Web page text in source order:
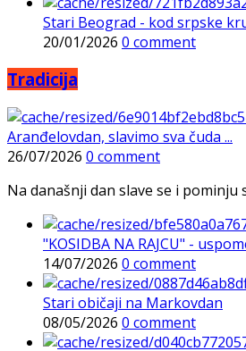
Stari Beograd - kod srpske
20/01/2026 0 comment
Tradicija
Aranđelovdan, slavimo sva čuda ...
26/07/2026 0 comment
Na današnji dan slave se i
"KOSIDBA NA RAJCU" -
14/07/2026 0 comment
Stari običaji na Markovdan
08/05/2026 0 comment